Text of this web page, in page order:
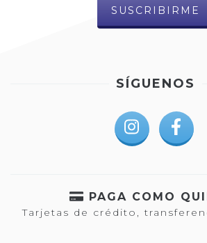
SÍGUENOS
PAGA COMO
Tarjetas de crédito,